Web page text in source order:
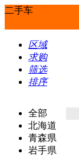
二手车
区域
求购
筛选
排序
全部
北海道
青森県
岩手県